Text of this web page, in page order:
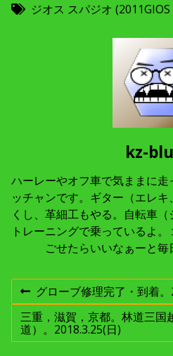
ジオス スパジオ
kz-
ハーレーやオフ車で気ままに
ッチャンです。ギター（エレ
くし、革細工もやる。自転車
トレーニングで乗っているよ
ごせたらいいなぁーと毎
投
稿
前
の
投
稿
:
グローブ修理完了・到着
次
の
三重，滋賀，京都。林道三国
道）。2018.3.25(日)